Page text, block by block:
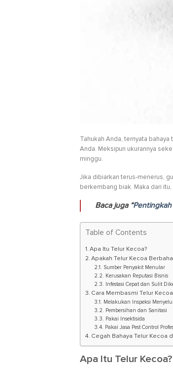
Tahukah Anda, ternyata
Anda. Meksipun ukurannya
minggu.
Jika dibiarkan terus-menerus,
berkembang biak. Maka dari
Baca juga “Pentingkah
Table of Contents
Apa Itu Telur Kecoa?
Apakah Telur Kecoa
Sumber Penyakit Menular
Kerusakan Reputasi Bisnis
Infestasi Cepat dan Sulit
Cara Membasmi Telur
Melakukan Inspeksi
Pembersihan dan Sanitasi
Pakai Insektisida
Pakai Jasa Pest Control
Cegah Bahaya Telur Kecoa
Apa Itu Telur Kecoa?